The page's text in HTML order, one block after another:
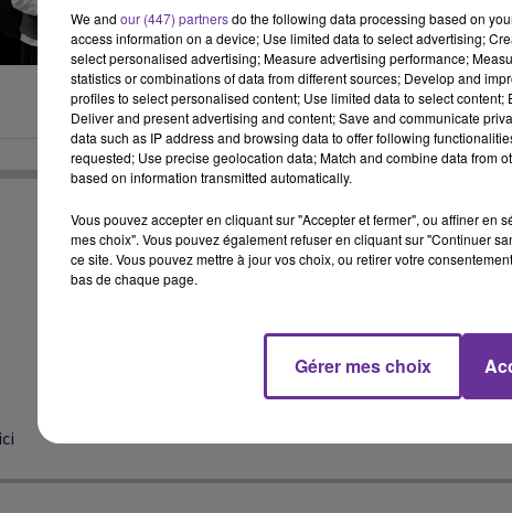
expliquent comment la ghettoïsation
l’échec de trois décennies de politique
leviers possibles pour redonner à ces
et de moteur pour la France.
We and our (447) partnersdo the following data processing based on
access information on a device; Use limited data to select advertising;
select personalised advertising; Measure advertising performance;
statistics or combinations of data from different sources; Develop and
profiles to select personalised content; Use limited data to select
Deliver and present advertising and content; Save and communicate
data such as IP address and browsing data to offer following
requested; Use precise geolocation data; Match and combine data from
based on information transmitted automatically.
Vous pouvez accepter en cliquant sur "Accepter et fermer", ou affiner en
mes choix". Vous pouvez également refuser en cliquant sur "Continuer
ce site. Vous pouvez mettre à jour vos choix, ou retirer votre
bas de chaque page.
Gérer mes choix